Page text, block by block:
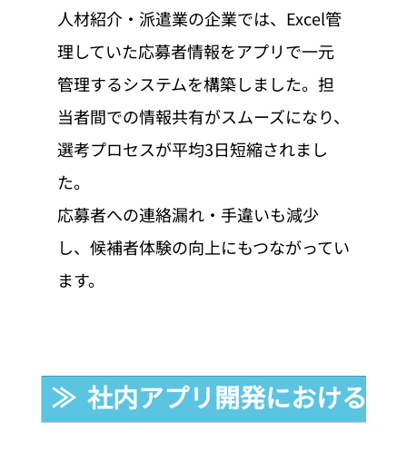
人材紹介・派遣業の企業では、Excel管
理していた応募者情報をアプリで一元
管理するシステムを構築しました。担
当者間での情報共有がスムーズになり、
選考プロセスが平均3日短縮されまし
た。
応募者への連絡漏れ・手違いも減少
し、候補者体験の向上にもつながってい
ます。
≫  社内アプリ開発における注